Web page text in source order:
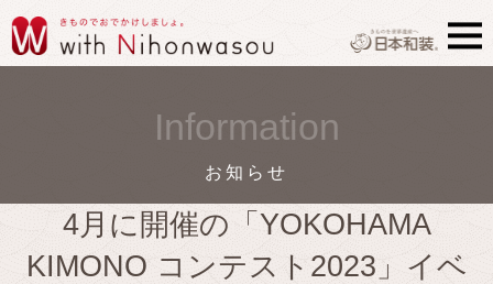
Information
お知らせ
4月に開催の「YOKOHAMA
KIMONO コンテスト2023」イベ